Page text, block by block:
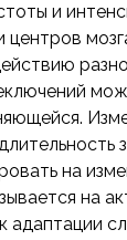
и
на
на
адаптации